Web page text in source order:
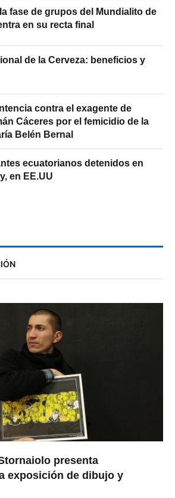
fase de grupos del Mundialito de
en su recta final
de la Cerveza: beneficios y
contra el exagente de
Cáceres por el femicidio de la
Belén Bernal
ecuatorianos detenidos en
en EE.UU
presenta
exposición de dibujo y